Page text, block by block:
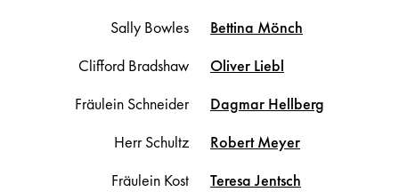
Sally Bowles
Bettina Mönch
Clifford Bradshaw
Oliver Liebl
Fräulein Schneider
Dagmar Hellberg
Herr Schultz
RobertMeyer
Fräulein Kost
TeresaJentsch